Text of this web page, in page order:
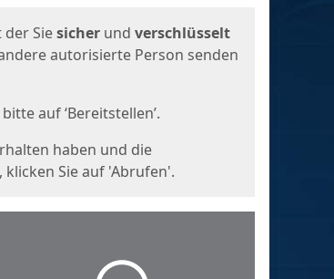
Siesicher und verschlüsselt
autorisierte Person senden
auf ‘Bereitstellen’.
haben und die
Sie auf 'Abrufen'.